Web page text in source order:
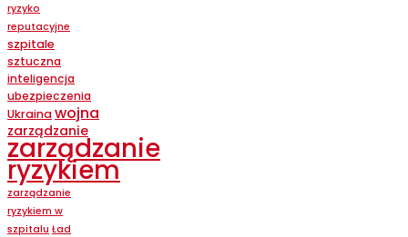
ryzyko
reputacyjne
szpitale
sztuczna
inteligencja
ubezpieczenia
Ukrainawojna
zarządzanie
zarządzanie
ryzykiem
zarządzanie
ryzykiem w
szpitalu Ład